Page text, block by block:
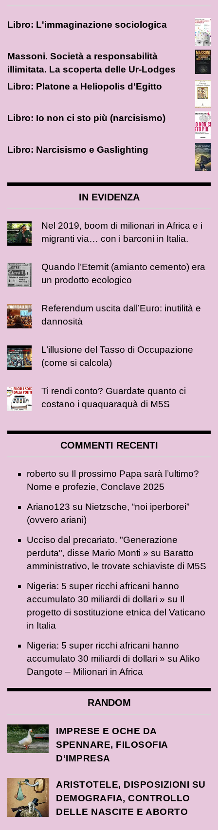
Libro: L'immaginazione sociologica
Massoni. Società a responsabilità
illimitata. La scoperta delle Ur-Lodges
Libro: Platone a Heliopolis d'Egitto
Libro: Io non ci sto più (narcisismo)
Libro: Narcisismo e Gaslighting
IN EVIDENZA
Nel 2019, boom di milionari in Africa e i
migranti via… con i barconi in Italia.
Quando l’Eternit (amianto cemento) era
un prodotto ecologico
Referendum uscita dall’Euro: inutilità e
dannosità
L’illusione del Tasso di Occupazione
(come si calcola)
Ti rendi conto? Guardate quanto ci
costano i quaquaraquà di M5S
COMMENTI RECENTI
roberto su Il prossimo Papa sarà l’ultimo?
Nome e profezie, Conclave 2025
Ariano123 su Nietzsche, “noi iperborei”
(ovvero ariani)
Ucciso dal precariato. "Generazione
perduta", disse Mario Monti » su Baratto
amministrativo, le trovate schiaviste di M5S
Nigeria: 5 super ricchi africani hanno
accumulato 30 miliardi di dollari » su Il
progetto di sostituzione etnica del Vaticano
in Italia
Nigeria: 5 super ricchi africani hanno
accumulato 30 miliardi di dollari » su Aliko
Dangote – Milionari in Africa
RANDOM
IMPRESE E OCHE DA
SPENNARE, FILOSOFIA
D’IMPRESA
ARISTOTELE, DISPOSIZIONI SU
DEMOGRAFIA, CONTROLLO
DELLE NASCITE E ABORTO